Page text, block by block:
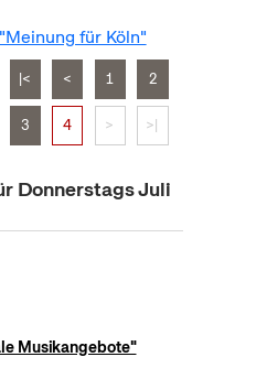
für Köln"
|< < 1 2
3 4 > >|
Donnerstags Juli
Musikangebote"